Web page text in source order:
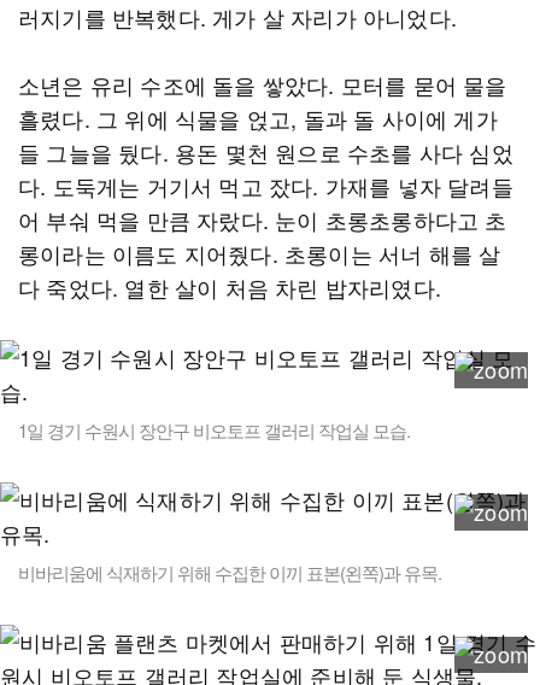
러지기를 반복했다. 게가 살 자리가 아니었다.
소년은 유리 수조에 돌을 쌓았다. 모터를 묻어 물을
흘렸다. 그 위에 식물을 얹고, 돌과 돌 사이에 게가
들 그늘을 뒀다. 용돈 몇천 원으로 수초를 사다 심었
다. 도둑게는 거기서 먹고 잤다. 가재를 넣자 달려들
어 부숴 먹을 만큼 자랐다. 눈이 초롱초롱하다고 초
롱이라는 이름도 지어줬다. 초롱이는 서너 해를 살
다 죽었다. 열한 살이 처음 차린 밥자리였다.
1일 경기 수원시 장안구 비오토프 갤러리 작업실 모습.
비바리움에 식재하기 위해 수집한 이끼 표본(왼쪽)과 유목.